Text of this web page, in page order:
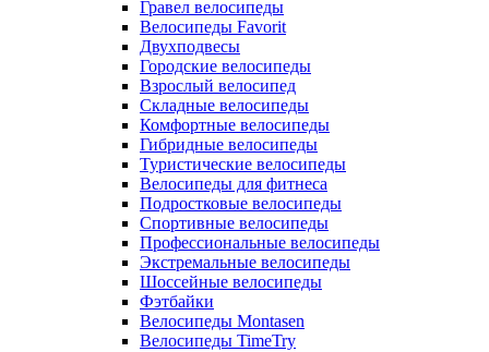
Гравел велосипеды
Велосипеды Favorit
Двухподвесы
Городские велосипеды
Взрослый велосипед
Складные велосипеды
Комфортные велосипеды
Гибридные велосипеды
Туристические велосипеды
Велосипеды для фитнеса
Подростковые велосипеды
Спортивные велосипеды
Профессиональные велосипеды
Экстремальные велосипеды
Шоссейные велосипеды
Фэтбайки
Велосипеды Montasen
Велосипеды TimeTry